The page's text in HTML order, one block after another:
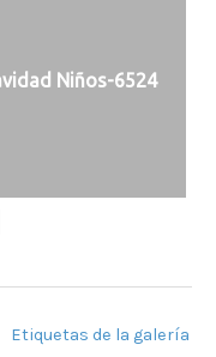
Niños-6524
Etiquetas de la galería